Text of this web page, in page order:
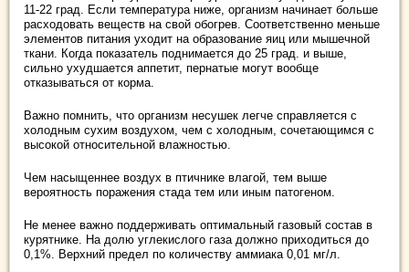
11-22 град. Если температура ниже, организм начинает больше
расходовать веществ на свой обогрев. Соответственно меньше
элементов питания уходит на образование яиц или мышечной
ткани. Когда показатель поднимается до 25 град. и выше,
сильно ухудшается аппетит, пернатые могут вообще
отказываться от корма.
Важно помнить, что организм несушек легче справляется с
холодным сухим воздухом, чем с холодным, сочетающимся с
высокой относительной влажностью.
Чем насыщеннее воздух в птичнике влагой, тем выше
вероятность поражения стада тем или иным патогеном.
Не менее важно поддерживать оптимальный газовый состав в
курятнике. На долю углекислого газа должно приходиться до
0,1%. Верхний предел по количеству аммиака 0,01 мг/л.